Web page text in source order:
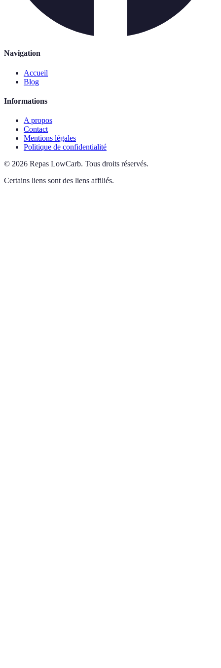
Navigation
Accueil
Blog
Informations
A propos
Contact
Mentions légales
Politique de confidentialité
© 2026 Repas LowCarb. Tous droits réservés.
Certains liens sont des liens affiliés.